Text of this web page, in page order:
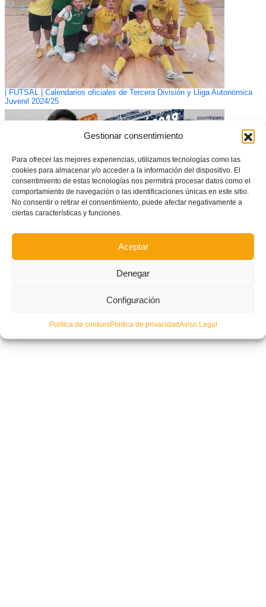
Gestionar consentimiento
Para ofrecer las mejores experiencias, utilizamos tecnologías como las
cookies para almacenar y/o acceder a la información del dispositivo. El
consentimiento de estas tecnologías nos permitirá procesar datos como el
comportamiento de navegación o las identificaciones únicas en este sitio.
No consentir o retirar el consentimiento, puede afectar negativamente a
ciertas características y funciones.
Aceptar
Denegar
Configuración
Política de cookiesPolítica de privacidadAviso Legal
| FUTSAL | Calendarios oficiales de Tercera División y Lliga Autonòmica
Juvenil 2024/25
Guía del Campeonato Nacional de Selecciones Autonómicas de fútbol